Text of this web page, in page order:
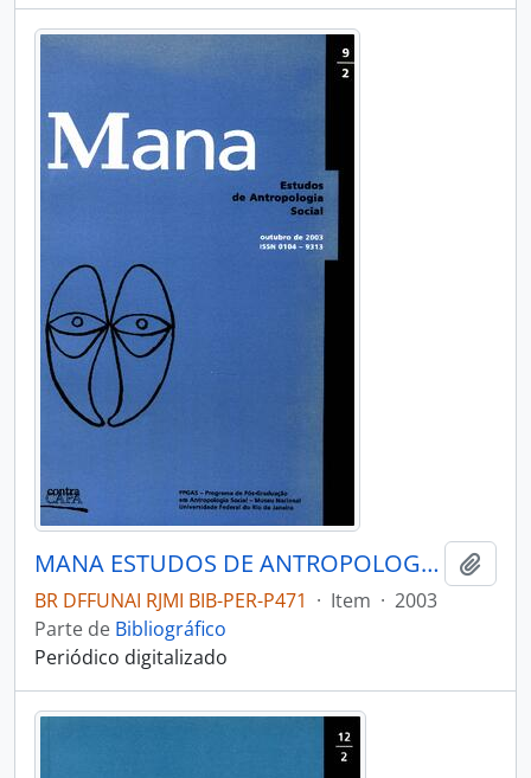
MANA ESTUDOS DE ANTROPOLOGIA SOCIAL - RIO DE JANEIRO UFRJ MUSEU NACIONAL - 2003 - Nº09 - 02
BR DFFUNAI RJMI BIB-PER-P471 · Item · 2003
Parte de Bibliográfico
Periódico digitalizado